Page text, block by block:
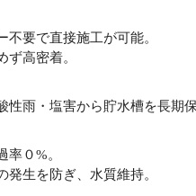
不要で直接施工が可能。
ず高密着。
性雨・塩害から貯水槽を長期保
率０%。
発生を防ぎ、水質維持。